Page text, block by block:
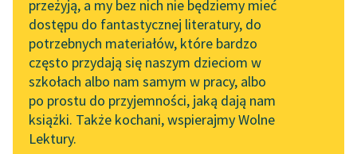
Wolne Lektury na 32.
Pol’and’Rock Festivalu
„Kochanek Lady
Chatterley” do słuchania
na Wolnych Lekturach
Nowy audiobook –
„Marzenie o Oriencie”
API
OAI-PMH
Widget Wolnych Lektur
Przypisy
przeżyją, a my bez nich nie będziemy mieć
dostępu do fantastycznej literatury, do
potrzebnych materiałów, które bardzo
często przydają się naszym dzieciom w
szkołach albo nam samym w pracy, albo
po prostu do przyjemności, jaką dają nam
książki. Także kochani, wspierajmy Wolne
Lektury.
pałace przetrwały, było
wynajęcie ich komuś,
kto będzie w stanie za
wynajem...
Czytaj więcej